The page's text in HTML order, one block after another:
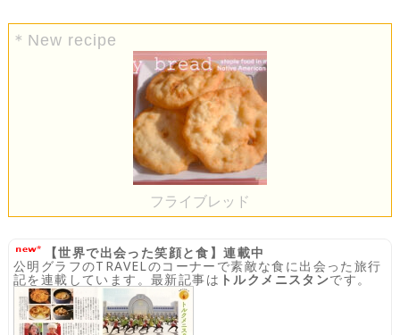
＊New recipe
フライブレッド
【世界で出会った笑顔と食】連載中
公明グラフのTRAVELのコーナーで素敵な食に出会った旅行
記を連載しています。最新記事は トルクメニスタンです。